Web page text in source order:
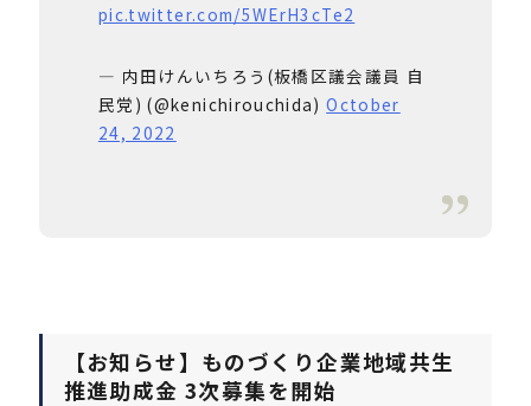
pic.twitter.com/5WErH3cTe2
— 内田けんいちろう(板橋区議会議員 自
民党) (@kenichirouchida)October
24, 2022
【お知らせ】ものづくり企業地域共生
推進助成金 3次募集を開始